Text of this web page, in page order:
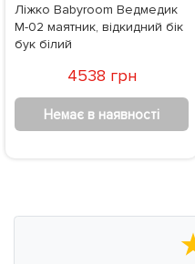
Ліжко Babyroom Ведмедик
M-02 маятник, відкидний бік
бук білий
4538 грн
Немає в наявності